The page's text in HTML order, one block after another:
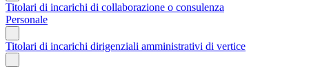
Titolari di incarichi di collaborazione o consulenza
Personale
Titolari di incarichi dirigenziali amministrativi di vertice